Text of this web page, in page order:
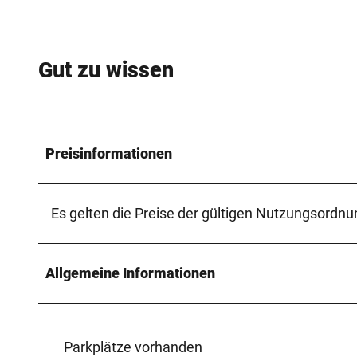
Gut zu wissen
Preisinformationen
Es gelten die Preise der gültigen
Allgemeine Informationen
Parkplätze vorhanden